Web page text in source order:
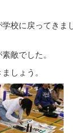
校に戻ってきま
敵でした。
しょう。